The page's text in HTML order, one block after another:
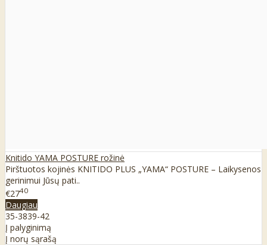
Knitido YAMA POSTURE rožinė
Pirštuotos kojinės KNITIDO PLUS „YAMA“ POSTURE – Laikysenos
gerinimui Jūsų pati..
€2740
Daugiau
35-3839-42
Į palyginimą
Į norų sąrašą